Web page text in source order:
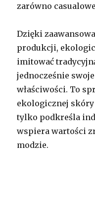
zarówno
Dzięki
produkcji,
imitować
jednocześnie
właściwości. To
ekologicznej
tylko podkreśla
wspiera wartości
modzie.